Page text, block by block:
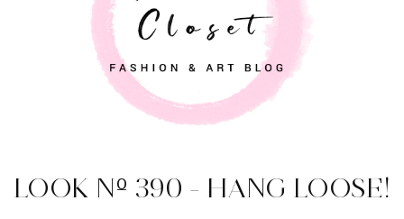
LOOK Nº 390 - HANG LOOSE!